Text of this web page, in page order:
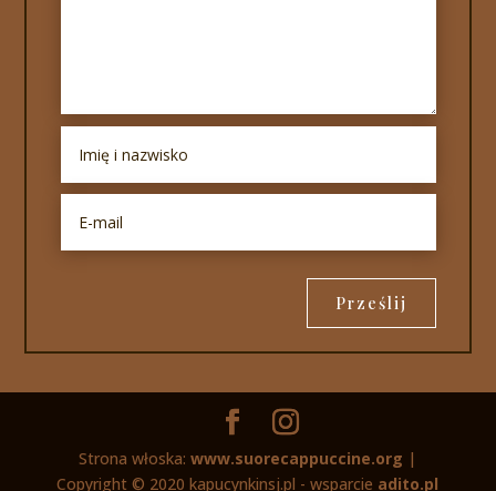
Prześlij
Strona włoska:www.suorecappuccine.org |
Copyright © 2020 kapucynkinsj.pl - wsparcie adito.pl